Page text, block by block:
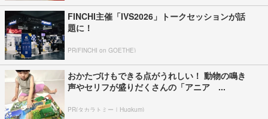
FINCHI主催「IVS2026」トークセッションが話
題に！
PR(FINCHI on GOETHE)
おかたづけもできる点がうれしい！ 動物の鳴き
声やセリフが盛りだくさんの「アニア ...
PR(タカラトミー｜Hugkum)